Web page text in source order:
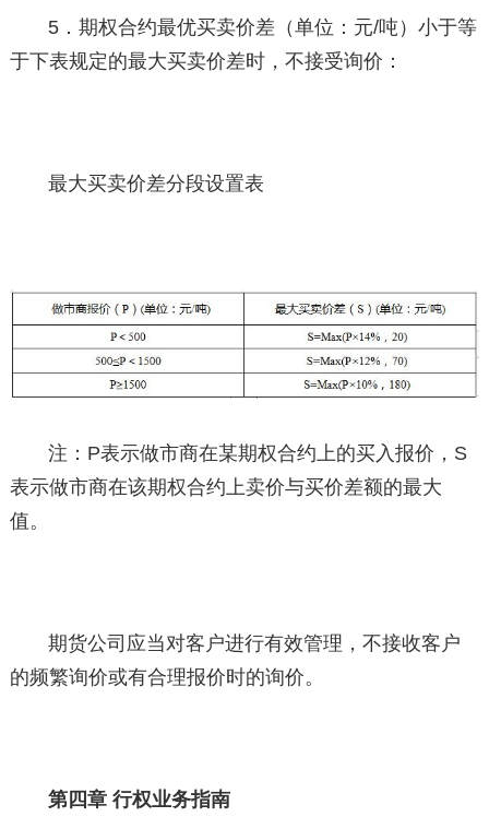
5．期权合约最优买卖价差（单位：元/吨）小于等
于下表规定的最大买卖价差时，不接受询价：
最大买卖价差分段设置表
注：P表示做市商在某期权合约上的买入报价，S
表示做市商在该期权合约上卖价与买价差额的最大
值。
期货公司应当对客户进行有效管理，不接收客户
的频繁询价或有合理报价时的询价。
第四章 行权业务指南